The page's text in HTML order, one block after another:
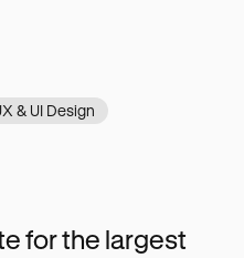
& UI Design
for the largest